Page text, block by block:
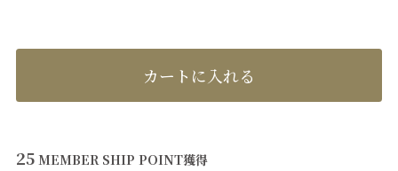
カートに入れる
25 MEMBER SHIP POINT獲得